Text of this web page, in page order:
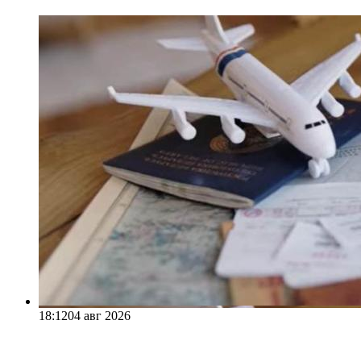
18:1204 авг 2026